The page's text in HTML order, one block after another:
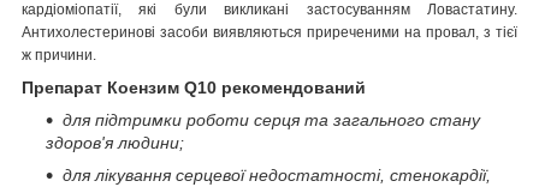
кардіоміопатії, які були викликані застосуванням Ловастатину.
Антихолестеринові засоби виявляються приреченими на провал, з тієї
ж причини.
Препарат Коензим Q10 рекомендований
для підтримки роботи серця та загального стану
здоров'я людини;
для лікування серцевої недостатності, стенокардії,